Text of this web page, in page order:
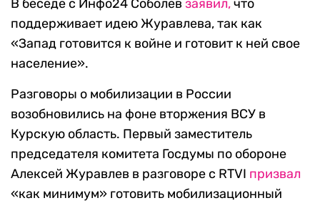
В беседе с Инфо24 Соболев заявил,что
поддерживает идею Журавлева, так как
«Запад готовится к войне и готовит к ней свое
население».
Разговоры о мобилизации в России
возобновились на фоне вторжения ВСУ в
Курскую область. Первый заместитель
председателя комитета Госдумы по обороне
Алексей Журавлев в разговоре с RTVI призвал
«как минимум» готовить мобилизационный